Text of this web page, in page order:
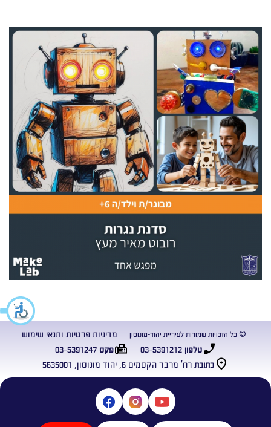
כתובת רח’ מרבד הקסמים 6, יהוד מונוסון, 5635001
טלפון03-5391212 פקס03-5391247
© כל הזכויות שמורות לעיריית יהוד-מונוסון מדיניות פרטיות ותנאי שימוש